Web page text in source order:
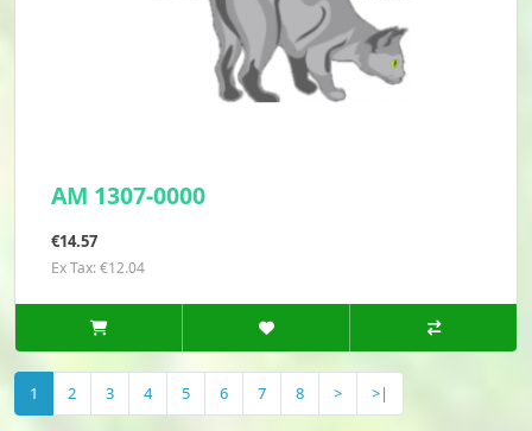
AM 1307-0000
€14.57
Ex Tax: €12.04
1 2 3 4 5 6 7 8 > >|